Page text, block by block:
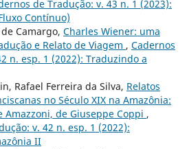
de Tradução: v. 43 n. 1 (2023):
Contínuo)
Camargo, Charles Wiener: uma
e Relato de Viagem , Cadernos
n. esp. 1 (2022): Traduzindo a
Rafael Ferreira da Silva, Relatos
no Século XIX na Amazônia:
Amazzoni, de Giuseppe Coppi ,
v. 42 n. esp. 1 (2022):
II